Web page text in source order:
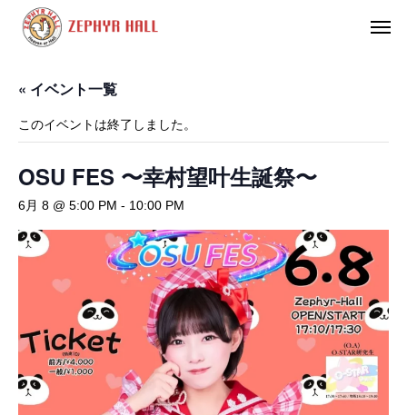
« イベント一覧
このイベントは終了しました。
OSU FES 〜幸村望叶生誕祭〜
6月 8 @ 5:00 PM - 10:00 PM